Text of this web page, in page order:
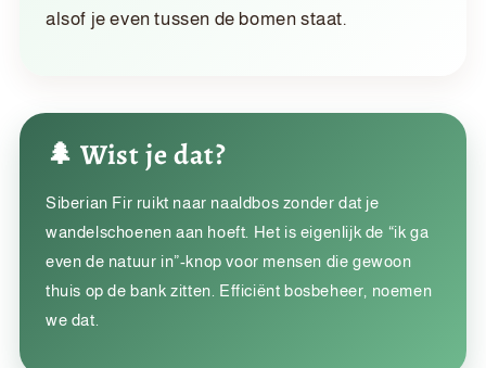
alsof je even tussen de bomen staat.
🌲 Wist je dat?
Siberian Fir ruikt naar naaldbos zonder dat je
wandelschoenen aan hoeft. Het is eigenlijk de “ik ga
even de natuur in”-knop voor mensen die gewoon
thuis op de bank zitten. Efficiënt bosbeheer, noemen
we dat.